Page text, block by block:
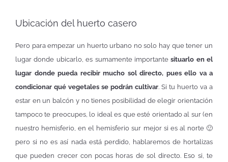
Ubicación del huerto casero
Pero para empezar un huerto urbano no solo hay que tener un
lugar donde ubicarlo, es sumamente importantesituarlo en el
lugar donde pueda recibir mucho sol directo, pues ello va a
condicionar qué vegetales se podrán cultivar. Si tu huerto va a
estar en un balcón y no tienes posibilidad de elegir orientación
tampoco te preocupes, lo ideal es que esté orientado al sur (en
nuestro hemisferio, en el hemisferio sur mejor si es al norte 🙂
pero si no es así nada está perdido, hablaremos de hortalizas
que pueden crecer con pocas horas de sol directo. Eso si, te